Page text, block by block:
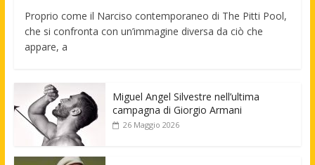
Proprio come il Narciso contemporaneo di The Pitti Pool,
che si confronta con un’immagine diversa da ciò che
appare, a
Miguel Angel Silvestre nell’ultima
campagna di Giorgio Armani
26 Maggio 2026